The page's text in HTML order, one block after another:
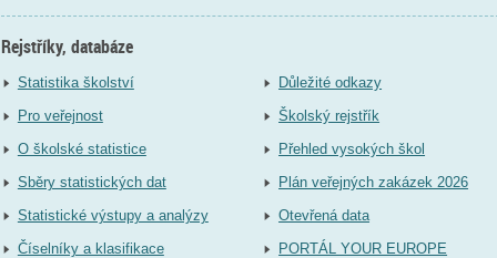
Rejstříky, databáze
Statistika školství
Pro veřejnost
O školské statistice
Sběry statistických dat
Statistické výstupy a analýzy
Číselníky a klasifikace
Důležité odkazy
Školský rejstřík
Přehled vysokých škol
Plán veřejných zakázek 2026
Otevřená data
PORTÁL YOUR EUROPE